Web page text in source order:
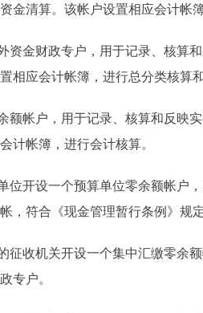
金清算。该帐户设置相应会计帐
金财政专户，用于记录、核算
相应会计帐簿，进行总分类核算
帐户，用于记录、核算和反映
计帐簿，进行会计核算。
开设一个预算单位零余额帐户，
，符合《现金管理暂行条例》规
收机关开设一个集中汇缴零余
专户。